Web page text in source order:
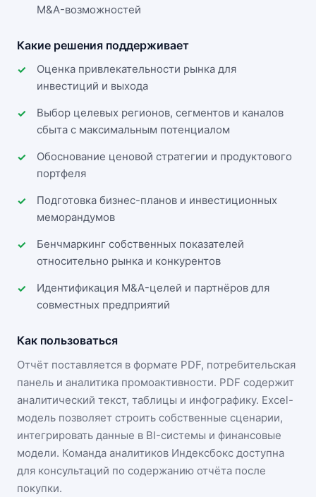
M&A-возможностей
Какие решения поддерживает
Оценка привлекательности рынка для
инвестиций и выхода
Выбор целевых регионов, сегментов и каналов
сбыта с максимальным потенциалом
Обоснование ценовой стратегии и продуктового
портфеля
Подготовка бизнес-планов и инвестиционных
меморандумов
Бенчмаркинг собственных показателей
относительно рынка и конкурентов
Идентификация M&A-целей и партнёров для
совместных предприятий
Как пользоваться
Отчёт поставляется в формате PDF, потребительская
панель и аналитика промоактивности. PDF содержит
аналитический текст, таблицы и инфографику. Excel-
модель позволяет строить собственные сценарии,
интегрировать данные в BI-системы и финансовые
модели. Команда аналитиков Индексбокс доступна
для консультаций по содержанию отчёта после
покупки.